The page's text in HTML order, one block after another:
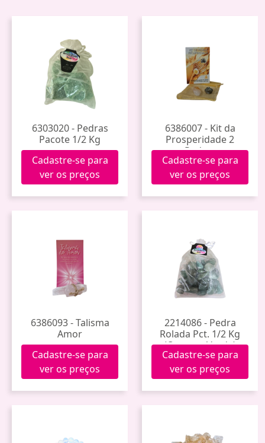
6303020 - Pedras
Pacote 1/2 Kg
Cadastre-se para
ver os preços
6386007 - Kit da
Prosperidade 2
Pedras
Cadastre-se para
ver os preços
6386093 - Talisma
Amor
Cadastre-se para
ver os preços
2214086 - Pedra
Rolada Pct. 1/2 Kg
(Quartzo Verde)
Cadastre-se para
ver os preços